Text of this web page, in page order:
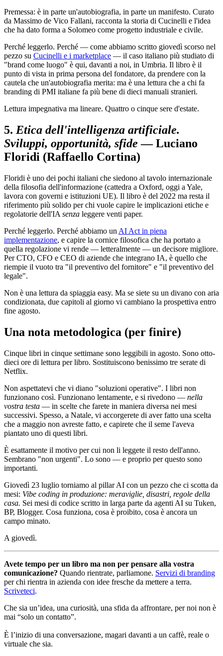
Premessa: è in parte un'autobiografia, in parte un manifesto. Curato
da Massimo de Vico Fallani, racconta la storia di Cucinelli e l'idea
che ha dato forma a Solomeo come progetto industriale e civile.
Perché leggerlo. Perché — come abbiamo scritto giovedì scorso nel
pezzo su Cucinelli e i marketplace — il caso italiano più studiato di
"brand come luogo" è qui, davanti a noi, in Umbria. Il libro è il
punto di vista in prima persona del fondatore, da prendere con la
cautela che un'autobiografia merita: ma è una lettura che a chi fa
branding di PMI italiane fa più bene di dieci manuali stranieri.
Lettura impegnativa ma lineare. Quattro o cinque sere d'estate.
5. Etica dell'intelligenza artificiale.
Sviluppi, opportunità, sfide — Luciano
Floridi (Raffaello Cortina)
Floridi è uno dei pochi italiani che siedono al tavolo internazionale
della filosofia dell'informazione (cattedra a Oxford, oggi a Yale,
lavora con governi e istituzioni UE). Il libro è del 2022 ma resta il
riferimento più solido per chi vuole capire le implicazioni etiche e
regolatorie dell'IA senza leggere venti paper.
Perché leggerlo. Perché abbiamo un AI Act in piena
implementazione, e capire la cornice filosofica che ha portato a
quella regolazione vi rende — letteralmente — un decisore migliore.
Per CTO, CFO e CEO di aziende che integrano IA, è quello che
riempie il vuoto tra "il preventivo del fornitore" e "il preventivo del
legale".
Non è una lettura da spiaggia easy. Ma se siete su un divano con aria
condizionata, due capitoli al giorno vi cambiano la prospettiva entro
fine agosto.
Una nota metodologica (per finire)
Cinque libri in cinque settimane sono leggibili in agosto. Sono otto-
dieci ore di lettura per libro. Sostituiscono benissimo tre serate di
Netflix.
Non aspettatevi che vi diano "soluzioni operative". I libri non
funzionano così. Funzionano lentamente, e si rivedono — nella
vostra testa — in scelte che farete in maniera diversa nei mesi
successivi. Spesso, a Natale, vi accorgerete di aver fatto una scelta
che a maggio non avreste fatto, e capirete che il seme l'aveva
piantato uno di questi libri.
È esattamente il motivo per cui non li leggete il resto dell'anno.
Sembrano "non urgenti". Lo sono — e proprio per questo sono
importanti.
Giovedì 23 luglio torniamo al pillar AI con un pezzo che ci scotta da
mesi: Vibe coding in produzione: meraviglie, disastri, regole della
casa. Sei mesi di codice scritto in larga parte da agenti AI su Tuken,
BP, Blogger. Cosa funziona, cosa è proibito, cosa è ancora un
campo minato.
A giovedì.
Avete tempo per un libro ma non per pensare alla vostra
comunicazione? Quando rientrate, parliamone. Servizi di branding
per chi rientra in azienda con idee fresche da mettere a terra.
Scriveteci.
Che sia un’idea, una curiosità, una sfida da affrontare, per noi non è
mai “solo un contatto”.
È l’inizio di una conversazione, magari davanti a un caffè, reale o
virtuale che sia.